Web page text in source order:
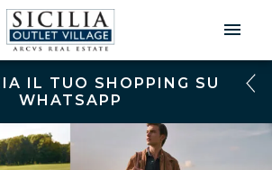
IL TUO SHOPPING SU
WHATSAPP